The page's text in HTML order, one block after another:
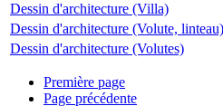
Dessin d'architecture (Villa)
Dessin d'architecture (Volute, linteau)
Dessin d'architecture (Volutes)
Première page
Page précédente